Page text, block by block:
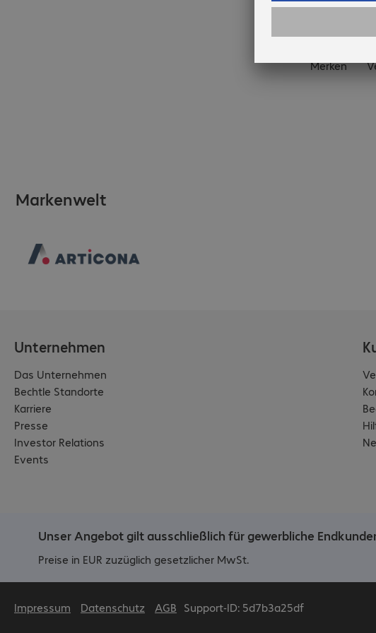
Merken
Markenwelt
Unternehmen
Das Unternehmen
Bechtle Standorte
Karriere
Presse
Investor Relations
Events
Unser Angebot gilt ausschließlich für gewerbliche
Preise in EUR zuzüglich gesetzlicher MwSt.
Impressum Datenschutz AGB Support-ID: 5d7b3a25df